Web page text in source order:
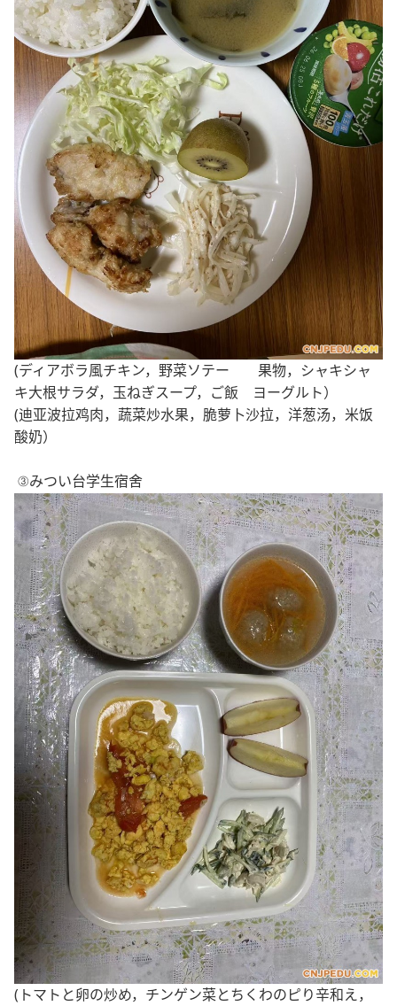
(ディアボラ風チキン，野菜ソテー 果物，シャキシャ
キ大根サラダ，玉ねぎスープ，ご飯 ヨーグルト）
(迪亚波拉鸡肉，蔬菜炒水果，脆萝卜沙拉，洋葱汤，米饭
酸奶）
③みつい台学生宿舍
(トマトと卵の炒め，チンゲン菜とちくわのピり辛和え，